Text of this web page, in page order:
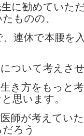
に勧めていた
ものの、
連休で本腰を
いて考えさせ
方をもっと考
思います。
が考えていた
ろう